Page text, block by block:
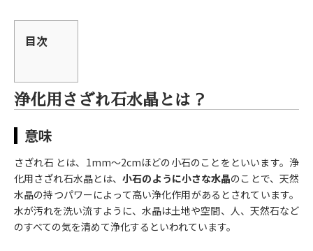
目次
浄化用さざれ石水晶とは？
意味
さざれ石 とは、1mm～2cmほどの小石のことをといいます。浄
化用さざれ石水晶とは、小石のように小さな水晶のことで、天然
水晶の持つパワーによって高い浄化作用があるとされています。
水が汚れを洗い流すように、水晶は土地や空間、人、天然石など
のすべての気を清めて浄化するといわれています。